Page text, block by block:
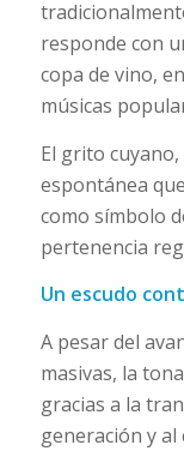
responde con
copa de vino,
músicas
El grito
espontánea
como símbolo
pertenencia
Un escudo
A pesar del
masivas, la
gracias a la
generación y